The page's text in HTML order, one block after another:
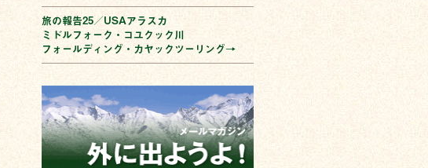
旅の報告25／USAアラスカ
ミドルフォーク・コユクック川
フォールディング・カヤックツーリング→